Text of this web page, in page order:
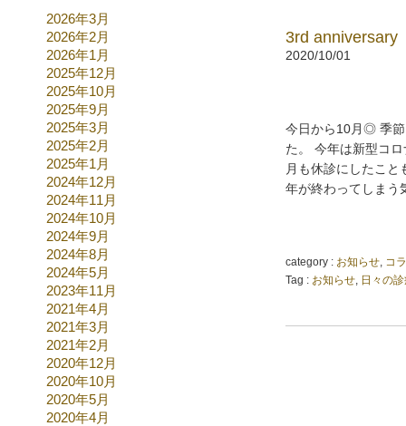
2026年3月
2026年2月
2026年1月
2025年12月
2025年10月
2025年9月
2025年3月
2025年2月
2025年1月
2024年12月
2024年11月
2024年10月
2024年9月
2024年8月
2024年5月
2023年11月
2021年4月
2021年3月
2021年2月
2020年12月
2020年10月
2020年5月
2020年4月
3rd anniversary
2020/10/01
今日から10月◎ 季節
た。 今年は新型コ
月も休診にしたこ
年が終わってしま
category : お知らせ, コ
Tag : お知らせ, 日々の